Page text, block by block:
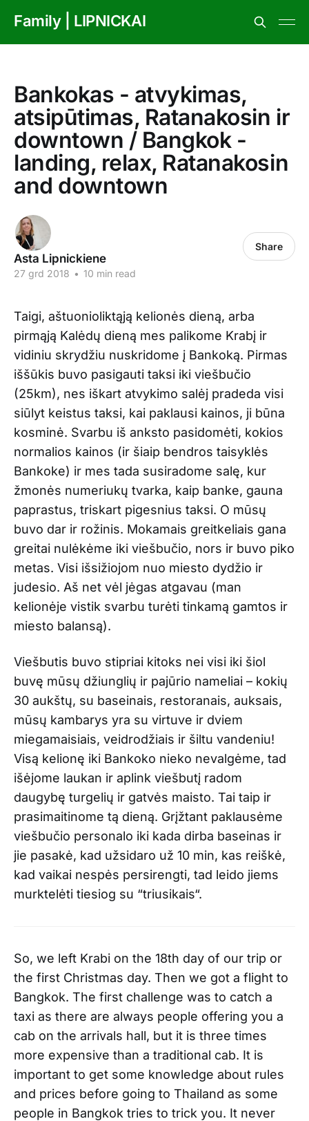
Family | LIPNICKAI
Bankokas - atvykimas,
atsipūtimas, Ratanakosin ir
downtown / Bangkok -
landing, relax, Ratanakosin
and downtown
Asta Lipnickiene
27 grd 2018 • 10 min read
Share
Taigi, aštuonioliktąją kelionės dieną, arba
pirmąją Kalėdų dieną mes palikome Krabį ir
vidiniu skrydžiu nuskridome į Bankoką. Pirmas
iššūkis buvo pasigauti taksi iki viešbučio
(25km), nes iškart atvykimo salėj pradeda visi
siūlyt keistus taksi, kai paklausi kainos, ji būna
kosminė. Svarbu iš anksto pasidomėti, kokios
normalios kainos (ir šiaip bendros taisyklės
Bankoke) ir mes tada susiradome salę, kur
žmonės numeriukų tvarka, kaip banke, gauna
paprastus, triskart pigesnius taksi. O mūsų
buvo dar ir rožinis. Mokamais greitkeliais gana
greitai nulėkėme iki viešbučio, nors ir buvo piko
metas. Visi išsižiojom nuo miesto dydžio ir
judesio. Aš net vėl jėgas atgavau (man
kelionėje vistik svarbu turėti tinkamą gamtos ir
miesto balansą).
Viešbutis buvo stipriai kitoks nei visi iki šiol
buvę mūsų džiunglių ir pajūrio nameliai – kokių
30 aukštų, su baseinais, restoranais, auksais,
mūsų kambarys yra su virtuve ir dviem
miegamaisiais, veidrodžiais ir šiltu vandeniu!
Visą kelionę iki Bankoko nieko nevalgėme, tad
išėjome laukan ir aplink viešbutį radom
daugybę turgelių ir gatvės maisto. Tai taip ir
prasimaitinome tą dieną. Grįžtant paklausėme
viešbučio personalo iki kada dirba baseinas ir
jie pasakė, kad užsidaro už 10 min, kas reiškė,
kad vaikai nespės persirengti, tad leido jiems
murktelėti tiesiog su “triusikais“.
So, we left Krabi on the 18th day of our trip or
the first Christmas day. Then we got a flight to
Bangkok. The first challenge was to catch a
taxi as there are always people offering you a
cab on the arrivals hall, but it is three times
more expensive than a traditional cab. It is
important to get some knowledge about rules
and prices before going to Thailand as some
people in Bangkok tries to trick you. It never